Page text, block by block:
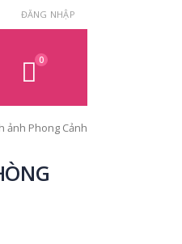
ĐĂNG NHẬP
0
ảnh Phong Cảnh